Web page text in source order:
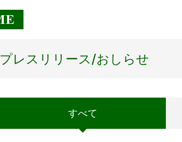
経営理念
プレスリリース/おしらせ
すべて